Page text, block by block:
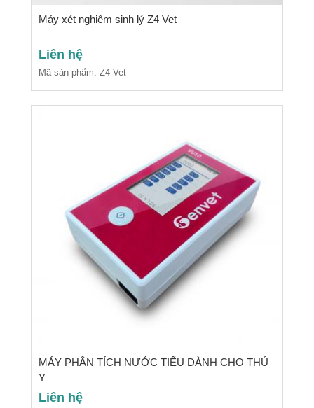
Máy xét nghiệm sinh lý Z4 Vet
Liên hệ
Mã sản phẩm: Z4 Vet
MÁY PHÂN TÍCH NƯỚC TIỂU DÀNH CHO THÚ
Y
Liên hệ